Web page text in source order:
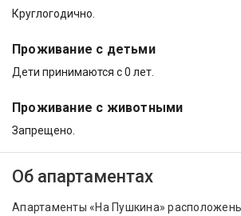
Круглогодично.
Проживание с детьми
Дети принимаются с 0 лет.
Проживание с животными
Запрещено.
Об апартаментах
Апартаменты «На Пушкина»